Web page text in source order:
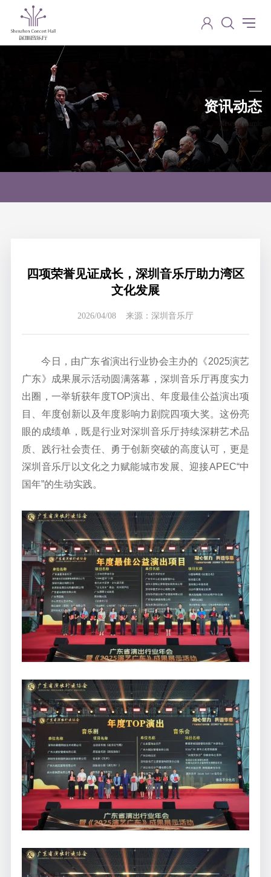
资讯动态
News dynamic
四项荣誉见证成长，深圳音乐厅助力湾区
文化发展
2026/04/08 来源：深圳音乐厅
今日，由广东省演出行业协会主办的《2025演艺
广东》成果展示活动圆满落幕，深圳音乐厅再度实力
出圈，一举斩获年度TOP演出、年度最佳公益演出项
目、年度创新以及年度影响力剧院四项大奖。这份亮
眼的成绩单，既是行业对深圳音乐厅持续深耕艺术品
质、践行社会责任、勇于创新突破的高度认可，更是
深圳音乐厅以文化之力赋能城市发展、迎接APEC“中
国年”的生动实践。